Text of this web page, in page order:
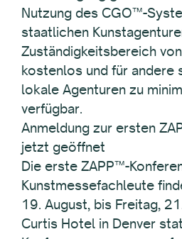
Nutzung des CGO™-
staatlichen
Zuständigkeitsbereich von
kostenlos und für andere
lokale Agenturen zu
verfügbar.
Anmeldung zur ersten
jetzt geöffnet
Die erste ZAPP™-
Kunstmessefachleute
19. August, bis Freitag,
Curtis Hotel in Denver